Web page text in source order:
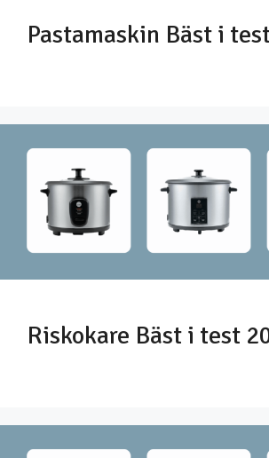
Pastamaskin Bäst i
Riskokare Bäst i test